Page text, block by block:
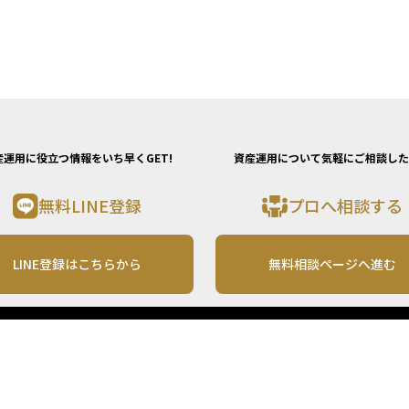
運用に役立つ情報をいち早くGET!
無料LINE登録
LINE登録はこちらから
資産運用について気軽にご相談し
プロへ相談する
無料相談ページへ進む